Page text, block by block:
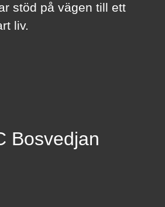
stöd på vägen till ett
liv.
Bosvedjan